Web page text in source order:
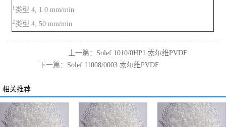
1 类型 4, 1.0 mm/min
2类型 4, 50 mm/min
上一篇： Solef 1010/0HP1 索尔维‌PVDF
下一篇： Solef 11008/0003 索尔维‌PVDF
相关推荐